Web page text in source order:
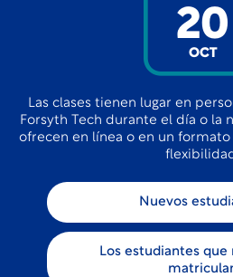
20
OCT
Las clases tienen lugar en
Forsyth Tech durante el día o la
ofrecen en línea o en un
Nuevos
Los estudiantes que